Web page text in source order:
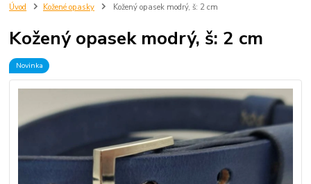
Úvod Kožené opasky Kožený opasek modrý, š: 2 cm
Kožený opasek modrý, š: 2 cm
Novinka